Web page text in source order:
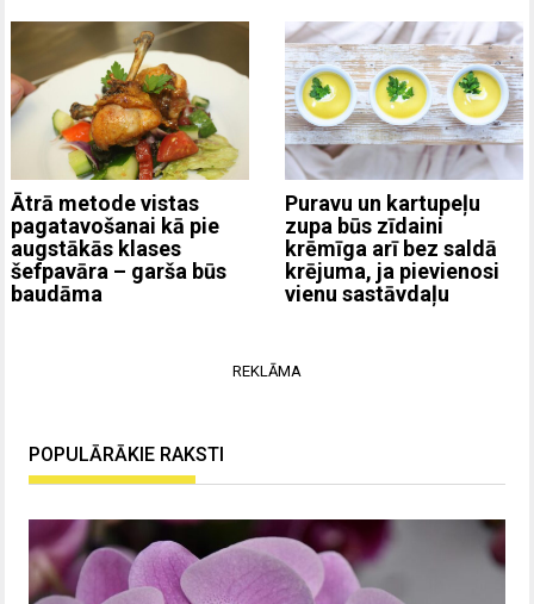
Ātrā metode vistas
pagatavošanai kā pie
augstākās klases
šefpavāra – garša būs
baudāma
Puravu un kartupeļu
zupa būs zīdaini
krēmīga arī bez saldā
krējuma, ja pievienosi
vienu sastāvdaļu
REKLĀMA
POPULĀRĀKIE RAKSTI